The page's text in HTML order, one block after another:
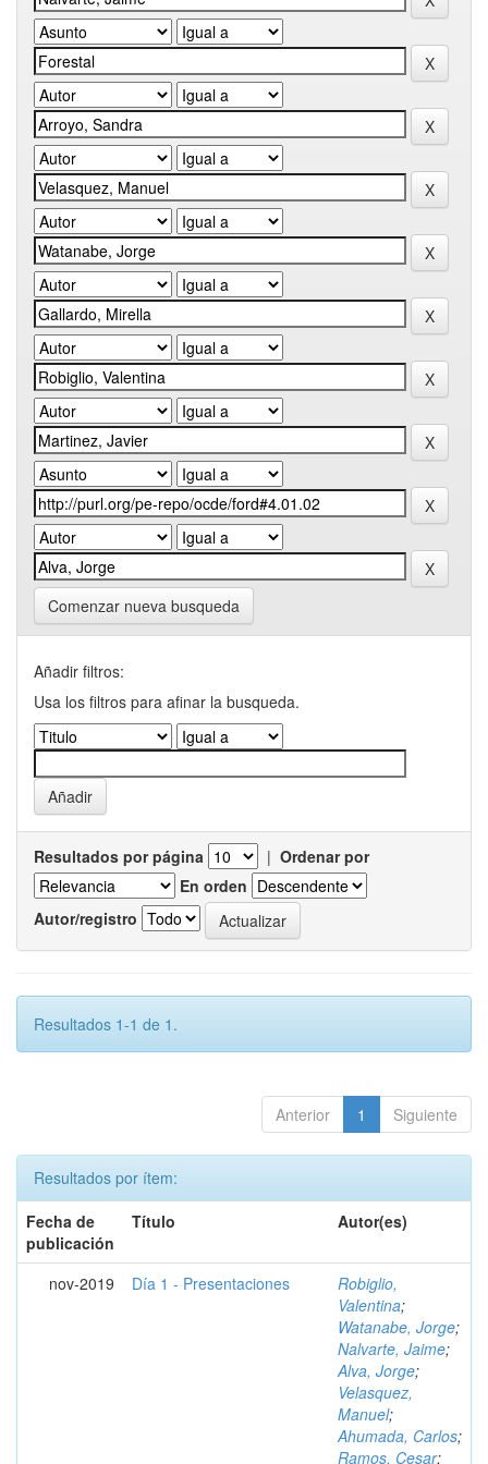
Comenzar nueva busqueda
Añadir filtros:
Usa los filtros para afinar la busqueda.
Resultados por página | Ordenar por
En orden
Autor/registro
Resultados 1-1 de 1.
Anterior 1 Siguiente
Resultados por ítem:
Fecha de
publicación
Título Autor(es)
nov-2019 Día 1 - Presentaciones
Robiglio,
Valentina;
Watanabe, Jorge;
Nalvarte, Jaime;
Alva, Jorge;
Velasquez,
Manuel;
Ahumada, Carlos;
Ramos, Cesar;